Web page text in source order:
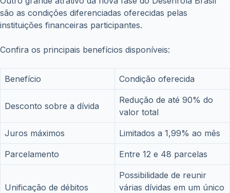
são as condições diferenciadas oferecidas pelas
instituições financeiras participantes.
Confira os principais benefícios disponíveis:
Benefício Condição oferecida
Desconto sobre a dívida
Redução de até 90% do
valor total
Juros máximos Limitados a 1,99% ao mês
Parcelamento Entre 12 e 48 parcelas
Unificação de débitos
Possibilidade de reunir
várias dívidas em um único